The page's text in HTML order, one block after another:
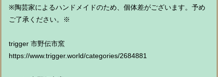
※陶芸家によるハンドメイドのため、個体差がございます。予め
ご了承ください。※
trigger 市野伝市窯
https://www.trigger.world/categories/2684881